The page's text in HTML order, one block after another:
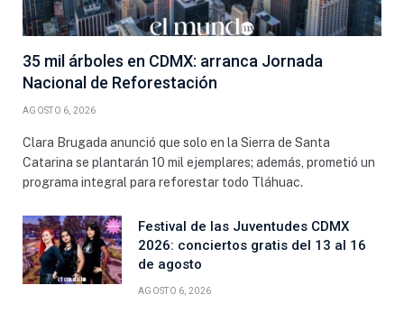
35 mil árboles en CDMX: arranca Jornada
Nacional de Reforestación
AGOSTO 6, 2026
Clara Brugada anunció que solo en la Sierra de Santa
Catarina se plantarán 10 mil ejemplares; además, prometió un
programa integral para reforestar todo Tláhuac.
Festival de las Juventudes CDMX
2026: conciertos gratis del 13 al 16
de agosto
AGOSTO 6, 2026